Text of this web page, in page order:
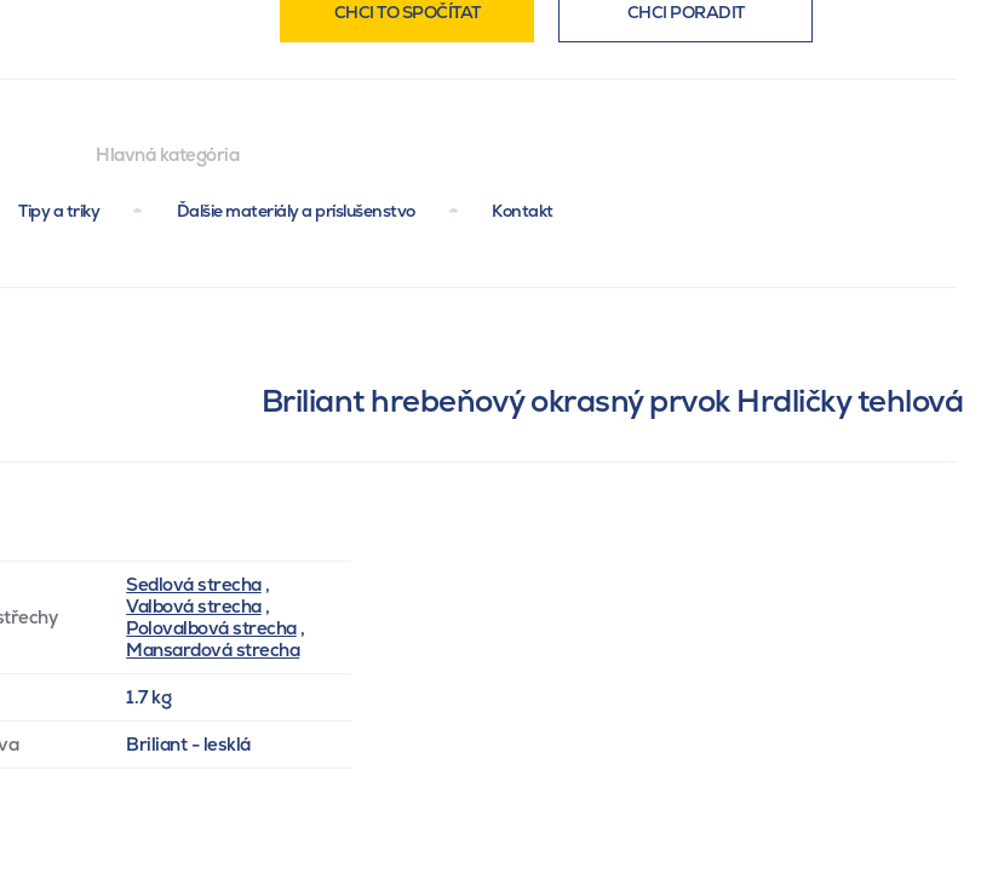
CHCI TO SPOČÍTAT CHCI PORADIT
Hlavná kategória
Tipy a triky Ďalšie materiály a príslušenstvo Kontakt
Briliant hrebeňový okrasný prvok Hrdličky tehlová
Sedlová strecha,
Valbová strecha,
Polovalbová strecha,
Mansardová strecha
1.7 kg
Briliant - lesklá